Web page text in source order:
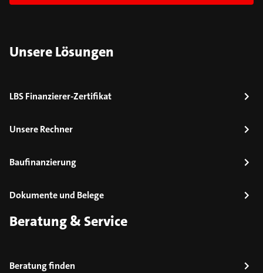
Unsere Lösungen
LBS Finanzierer-Zertifikat
Unsere Rechner
Baufinanzierung
Dokumente und Belege
Beratung & Service
Beratung finden